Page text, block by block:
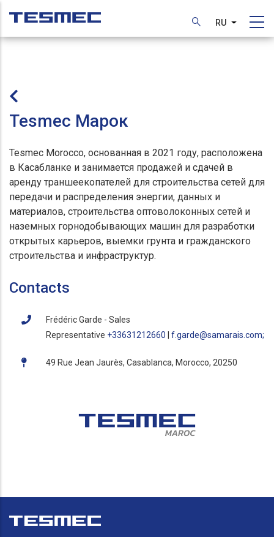
основному
RU Список
Tesmec Марок
Tesmec Morocco, основанная в 2021 году, расположена
в Касабланке и занимается продажей и сдачей в
аренду траншеекопателей для строительства сетей для
передачи и распределения энергии, данных и
материалов, строительства оптоволоконных сетей и
наземных горнодобывающих машин для разработки
открытых карьеров, выемки грунта и гражданского
строительства и инфраструктур.
Contacts
Frédéric Garde - Sales
Representative +33631212660 f.garde@samarais.com;
49 Rue Jean Jaurès, Casablanca, Morocco, 20250